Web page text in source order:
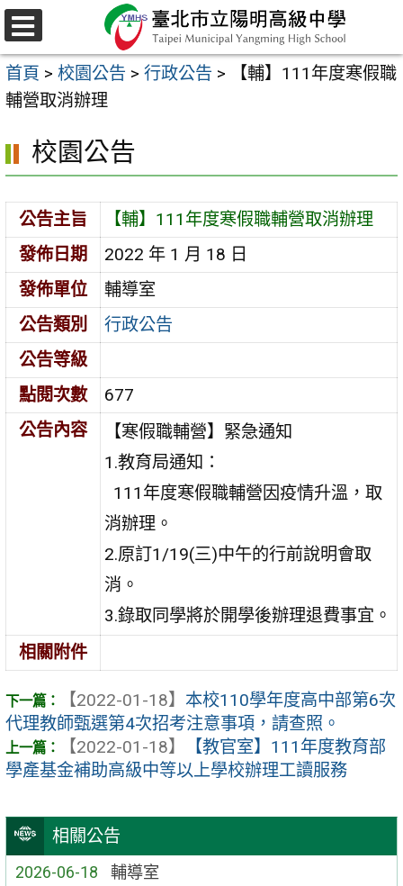
跳
至
主
要
容
區
選
單
首頁 > 校園公告 > 行政公告 >
【輔】111年度寒假職
輔營取消辦理
相關公告
2026-06-18 輔導室
校園公告
公告主旨
【輔】111年度寒假職輔營取消辦理
發佈日期
2022 年 1 月 18 日
發佈單位
輔導室
公告類別
行政公告
公告等級
點閱次數
677
公告內容
【寒假職輔營】緊急通知
1.教育局通知：
111年度寒假職輔營因疫情升溫，取
消辦理。
2.原訂1/19(三)中午的行前說明會取
消。
3.錄取同學將於開學後辦理退費事宜。
相關附件
【2022-01-18】 本校110學年度高中部第6次
代理教師甄選第4次招考注意事項，請查照。
【2022-01-18】
【教官室】111年度教育部
學產基金補助高級中等以上學校辦理工讀服務